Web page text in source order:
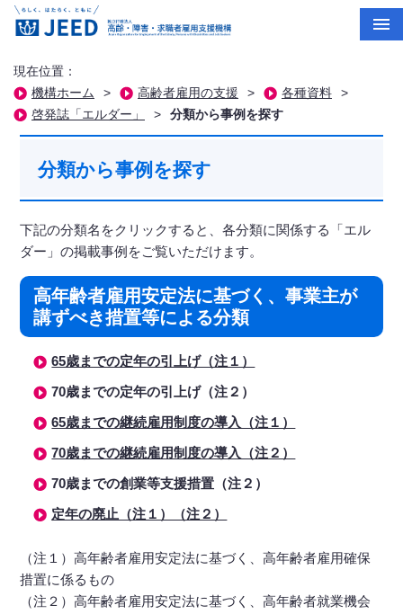
現在位置：
機構ホーム
> 高齢者雇用の支援 > 各種資料
>
啓発誌「エルダー」
> 分類から事例を探す
分類から事例を探す
下記の分類名をクリックすると、各分類に関係する「エル
ダー」の掲載事例をご覧いただけます。
高年齢者雇用安定法に基づく、事業主が
講ずべき措置等による分類
65歳までの定年の引上げ（注１）
70歳までの定年の引上げ（注２）
65歳までの継続雇用制度の導入（注１）
70歳までの継続雇用制度の導入（注２）
70歳までの創業等支援措置（注２）
定年の廃止（注１）（注２）
（注１）高年齢者雇用安定法に基づく、高年齢者雇用確保
措置に係るもの
（注２）高年齢者雇用安定法に基づく、高年齢者就業機会